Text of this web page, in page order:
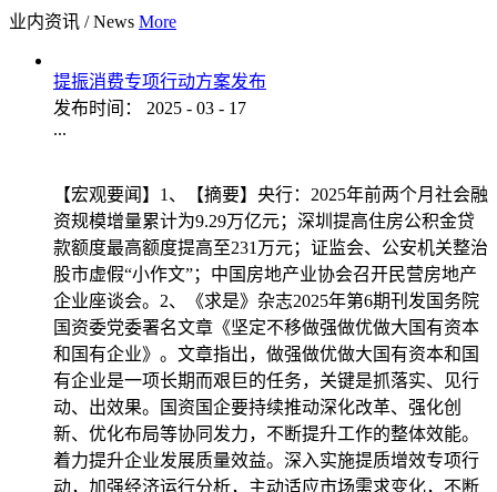
业内资讯 / News More
提振消费专项行动方案发布
发布时间：
2025 - 03 - 17
...
【宏观要闻】1、【摘要】央行：2025年前两个月社会融
资规模增量累计为9.29万亿元；深圳提高住房公积金贷
款额度最高额度提高至231万元；证监会、公安机关整治
股市虚假“小作文”；中国房地产业协会召开民营房地产
企业座谈会。2、《求是》杂志2025年第6期刊发国务院
国资委党委署名文章《坚定不移做强做优做大国有资本
和国有企业》。文章指出，做强做优做大国有资本和国
有企业是一项长期而艰巨的任务，关键是抓落实、见行
动、出效果。国资国企要持续推动深化改革、强化创
新、优化布局等协同发力，不断提升工作的整体效能。
着力提升企业发展质量效益。深入实施提质增效专项行
动，加强经济运行分析，主动适应市场需求变化，不断